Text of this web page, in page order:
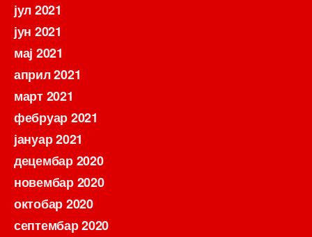
јул 2021
јун 2021
мај 2021
април 2021
март 2021
фебруар 2021
јануар 2021
децембар 2020
новембар 2020
октобар 2020
септембар 2020